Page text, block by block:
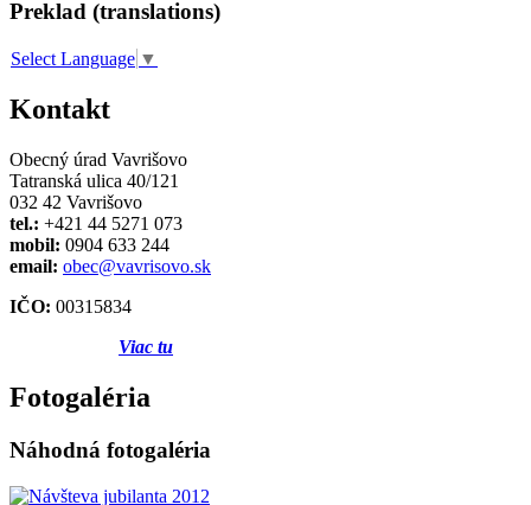
Preklad (translations)
Select Language ▼
Kontakt
Obecný úrad Vavrišovo
Tatranská ulica 40/121
032 42 Vavrišovo
tel.: +421 44 5271 073
mobil: 0904 633 244
email: obec@vavrisovo.sk
IČO: 00315834
Viac tu
Fotogaléria
Náhodná fotogaléria